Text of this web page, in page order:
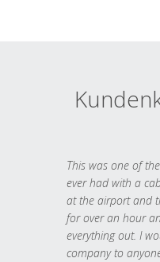
This was one of
ever had with a
at the airport and
for over an hour
everything out. I
company to